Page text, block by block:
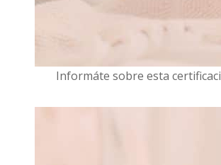
Informáte sobre esta